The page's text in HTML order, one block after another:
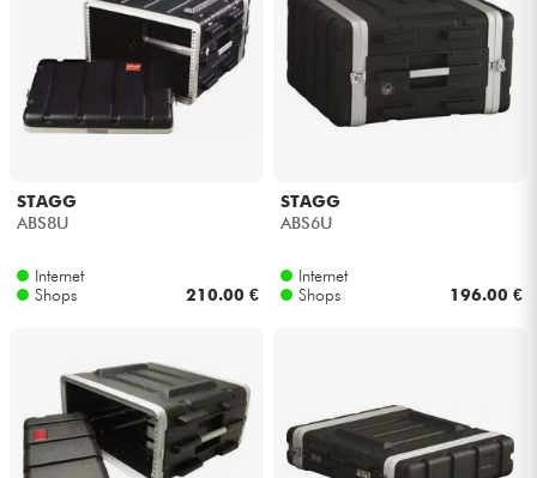
STAGG
ABS8U
Internet
Shops
210.00 €
STAGG
ABS6U
Internet
Shops
196.00 €